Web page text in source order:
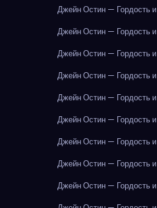
Джейн Остин — Гордость
Джейн Остин — Гордость
Джейн Остин — Гордость
Джейн Остин — Гордость
Джейн Остин — Гордость
Джейн Остин — Гордость
Джейн Остин — Гордость
Джейн Остин — Гордость
Джейн Остин — Гордость